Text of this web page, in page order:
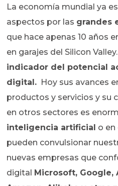
La economía mundial ya
aspectos por las grandes
que hace apenas 10 años
en garajes del Silicon Valley.
indicador del potencial
digital. Hoy sus avances
productos y servicios y su
en otros sectores es
inteligencia artificial o en
pueden convulsionar
nuevas empresas que
digital Microsoft, Google,